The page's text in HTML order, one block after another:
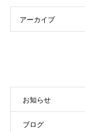
アーカイブ
お知らせ
ブログ